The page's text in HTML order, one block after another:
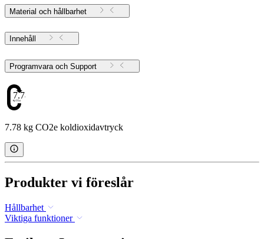
Material och hållbarhet
Innehåll
Programvara och Support
7.78
7.78 kg CO2e koldioxidavtryck
Produkter vi föreslår
Hållbarhet
Viktiga funktioner